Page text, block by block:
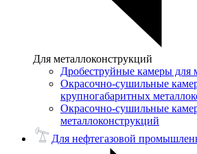
Для металлоконструкций
Дробеструйные камеры для
Окрасочно-сушильные
крупногабаритных
Окрасочно-сушильные
металлоконструкций
Для нефтегазовой